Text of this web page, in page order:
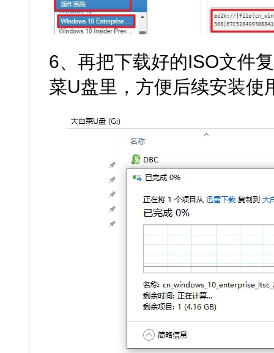
6、再把下载好的ISO文件
菜U盘里，方便后续安装使